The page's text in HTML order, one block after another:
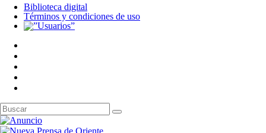
Biblioteca digital
Términos y condiciones de uso